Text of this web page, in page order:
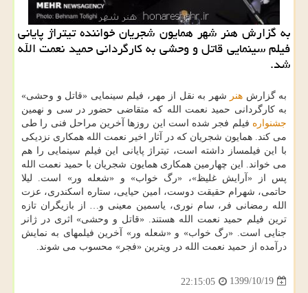
به گزارش هنر شهر همایون شجریان خواننده تیتراژ پایانی
فیلم سینمایی قاتل و وحشی به کارگردانی حمید نعمت الله
شد.
به گزارش هنر شهر به نقل از مهر، فیلم سینمایی «قاتل و وحشی»
به کارگردانی حمید نعمت الله که متقاضی حضور در سی و نهمین
جشنواره فیلم فجر شده است این روزها آخرین مراحل فنی را طی
می کند. همایون شجریان که در آثار اخیر نعمت الله همکاری نزدیکی
با این فیلمساز داشته است، تیتراژ پایانی این فیلم سینمایی را هم
می خواند. این چهارمین همکاری همایون شجریان با حمید نعمت الله
پس از «آرایش غلیظ»، «رگ خواب» و «شعله ور» است. لیلا
حاتمی، شهرام حقیقت دوست، امین حیایی، ستاره اسکندری، عزت
الله رمضانی فر، سام نوری، یاسمین معینی و… از بازیگران تازه
ترین فیلم حمید نعمت الله هستند. «قاتل و وحشی» اثری در ژانر
جنایی است. «رگ خواب» و «شعله ور» آخرین فیلمهای به نمایش
درآمده از حمید نعمت الله در ویترین «فجر» محسوب می شوند.
1399/10/19
22:15:05